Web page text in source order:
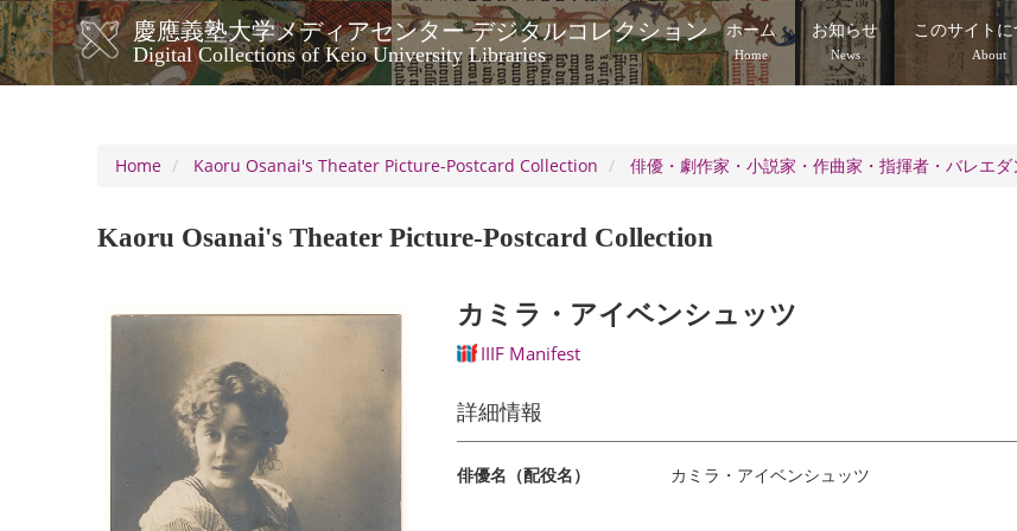
Skip
to
main
content
慶應義塾大学メディアセンター デジタルコレクション
Digital Collections of Keio University Libraries
メ
イ
ビ
シ
ホーム
Home
お知らせ
News
このサイトに
About
Home
Kaoru Osanai's Theater Picture-Postcard Collection 俳優・劇作家・小説家・作曲家・指揮者・バレエ
Kaoru Osanai's Theater Picture-Postcard Collection
カミラ・アイベンシュッツ
IIIF Manifest
詳細情報
俳優名（配役名） カミラ・アイベンシュッツ